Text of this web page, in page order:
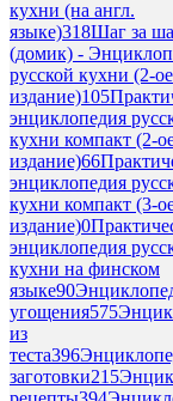
кухни (на англ.
языке)318Шаг за
(домик) -
русской кухни (2-ое
издание)105
энциклопедия
кухни компакт (2-
издание)66
энциклопедия
кухни компакт (3-
издание)0
энциклопедия
кухни на финском
языке90
угощения575
из
теста396
заготовки215